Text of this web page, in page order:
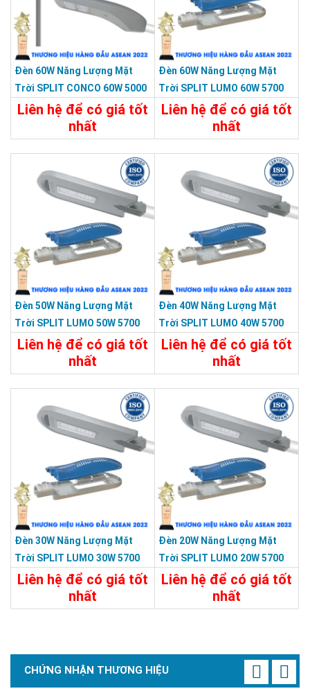
Đèn 60W Năng Lượng Mặt
Trời SPLIT CONCO 60W 5000
Màu Xám KY-F-HX-001-C1
Liên hệ để có giá tốt
nhất
Đèn 60W Năng Lượng Mặt
Trời SPLIT LUMO 60W 5700
Màu Xám KY-FXC-002
Liên hệ để có giá tốt
nhất
Đèn 50W Năng Lượng Mặt
Trời SPLIT LUMO 50W 5700
Màu Xám KY-FXC-002-C1
Liên hệ để có giá tốt
nhất
Đèn 40W Năng Lượng Mặt
Trời SPLIT LUMO 40W 5700
Màu Xám KY-FXC-001
Liên hệ để có giá tốt
nhất
Đèn 30W Năng Lượng Mặt
Trời SPLIT LUMO 30W 5700
Màu Xám KY-FXC-001-C2
Liên hệ để có giá tốt
nhất
Đèn 20W Năng Lượng Mặt
Trời SPLIT LUMO 20W 5700
Màu Xám KY-FXC-001-C1
Liên hệ để có giá tốt
nhất
CHỨNG NHẬN THƯƠNG HIỆU